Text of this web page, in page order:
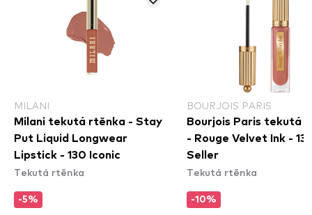
MILANI
Milani tekutá rtěnka - Stay
Put Liquid Longwear
Lipstick - 130 Iconic
Tekutá rtěnka
-5%
BOURJOIS PARIS
Bourjois Paris tekutá
- Rouge Velvet Ink - 13
Seller
Tekutá rtěnka
-10%